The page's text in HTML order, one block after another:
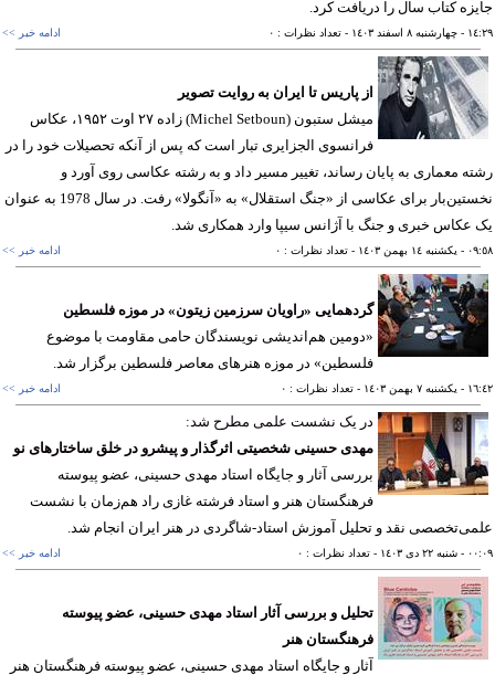
کتاب سال را دریافت کرد.
- چهارشنبه ٨ اسفند ١٤٠٣ - تعداد نظرات : ٠ ادامه خبر >>
از پاریس تا ایران به روایت تصویر
میشل ستبون (Michel Setboun‎) زاده ۲۷ اوت ۱۹۵۲، عکاس
فرانسوی الجزایری تبار است که پس از آنکه تحصیلات خود را در
معماری به پایان رساند، تغییر مسیر داد و به رشته عکاسی روی آورد و
نخستین‌بار برای عکاسی از «جنگ استقلال» به «آنگولا» رفت. در سال 1978 به عنوان
عکاس خبری و جنگ با آژانس سیپا وارد همکاری شد.
- يکشنبه ١٤ بهمن ١٤٠٣ - تعداد نظرات : ٠ ادامه خبر >>
گردهمایی «راویان سرزمین زیتون» در موزه فلسطین
«دومین هم‌اندیشی نویسندگان حامی مقاومت با موضوع
فلسطین» در موزه هنرهای معاصر فلسطین برگزار شد.
- يکشنبه ٧ بهمن ١٤٠٣ - تعداد نظرات : ٠ ادامه خبر >>
در یک نشست علمی مطرح شد:
مهدی حسینی شخصیتی اثرگذار و پیشرو در خلق ساختارهای نو
بررسی آثار و جایگاه استاد مهدی حسینی، عضو پیوسته
فرهنگستان هنر و استاد فرشته غازی راد هم‌زمان با نشست
نقد و تحلیل آموزش استاد-شاگردی در هنر ایران انجام شد.
- شنبه ٢٢ دی ١٤٠٣ - تعداد نظرات : ٠ ادامه خبر >>
تحلیل و بررسی آثار استاد مهدی حسینی، عضو پیوسته
فرهنگستان هنر
آثار و جایگاه استاد مهدی حسینی، عضو پیوسته فرهنگستان هنر